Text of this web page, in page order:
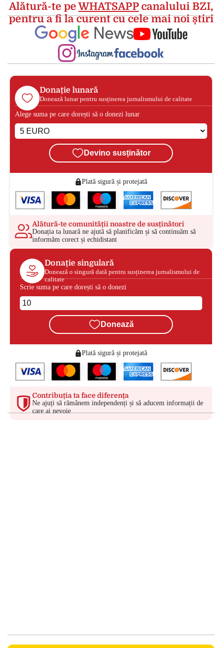
Alătură-te peWHATSAPPcanalului BZI,
pentru a fi la curent cu cele mai noi știri
Donație lunară
Donează lunar pentru susținerea jurnalismului de calitate
Alege suma pe care dorești să o donezi lunar
Devino susținător
Plată sigură și protejată
Alătură-te comunității noastre de susținători
Donația ta lunară ne ajută să planificăm și să continuăm să
informăm corect și echidistant
Donație singulară
Donează o singură dată pentru susținerea jurnalismului de
calitate
Scrie suma pe care dorești să o donezi
Donează
Plată sigură și protejată
Contribuția ta face diferența
Ne ajuți să rămânem independenți și să aducem informații de
care ai nevoie